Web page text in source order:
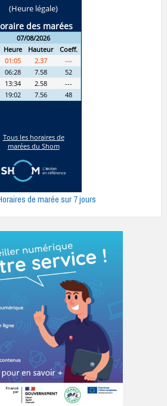
de marée sur 7 jours